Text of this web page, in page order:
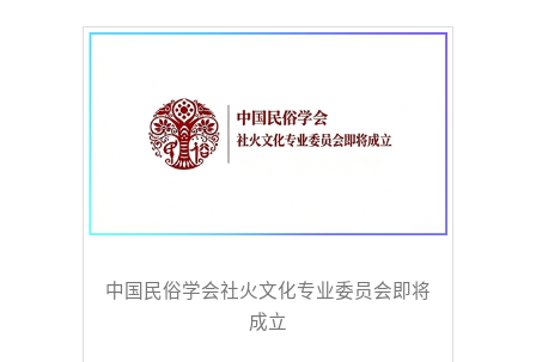
中国民俗学会社火文化专业委员会即将
成立